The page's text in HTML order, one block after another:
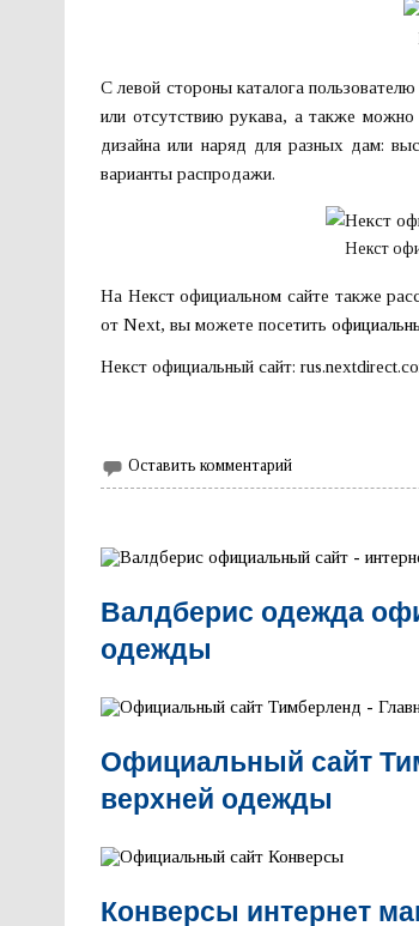
С левой стороны каталога
или отсутствию рукава, а также можно
дизайна или наряд для разных дам:
варианты распродажи.
Некст
На Некст официальном сайте также
от Next, вы можете посетить
Некст официальный сайт:
Оставить комментарий
Валдберис одежда
одежды
Официальный сайт
верхней одежды
Конверсы интернет